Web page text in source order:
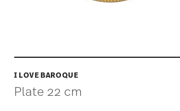
I LOVE BAROQUE
Plate 22 cm